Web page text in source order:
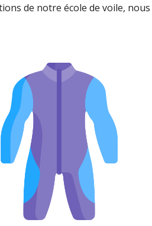
de notre école de voile,